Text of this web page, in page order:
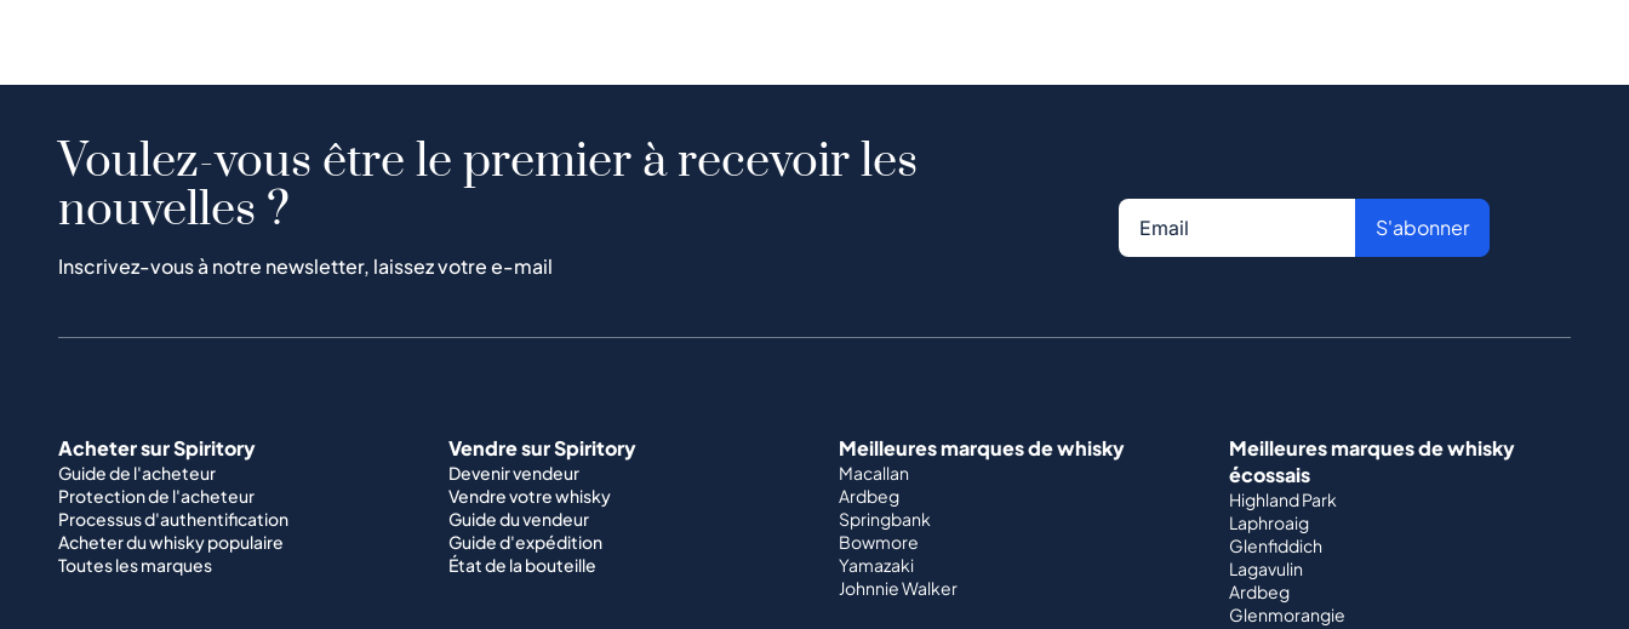
Voulez-vous être le premier à recevoir les
nouvelles ?
Inscrivez-vous à notre newsletter, laissez votre e-mail
S'abonner
Acheter sur Spiritory
Guide de l'acheteur
Protection de l'acheteur
Processus d'authentification
Acheter du whisky populaire
Toutes les marques
Vendre sur Spiritory
Devenir vendeur
Vendre votre whisky
Guide du vendeur
Guide d'expédition
État de la bouteille
Meilleures marques de whisky
Macallan
Ardbeg
Springbank
Bowmore
Yamazaki
Johnnie Walker
Meilleures marques de whisky
écossais
Highland Park
Laphroaig
Glenfiddich
Lagavulin
Ardbeg
Glenmorangie